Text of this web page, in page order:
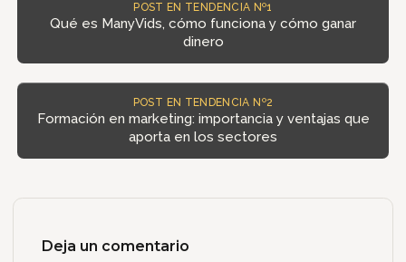
POST EN TENDENCIA Nº1
Qué es ManyVids, cómo funciona y cómo ganar
dinero
POST EN TENDENCIA Nº2
Formación en marketing: importancia y ventajas que
aporta en los sectores
Deja un comentario